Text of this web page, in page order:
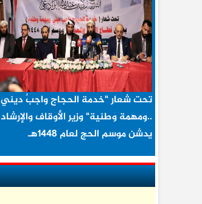
تحت شعار "خدمة الحجاج واجبٌ ديني
..ومهمة وطنية" وزير الأوقاف والإرشاد
يدشن موسم الحج لعام 1448هـ